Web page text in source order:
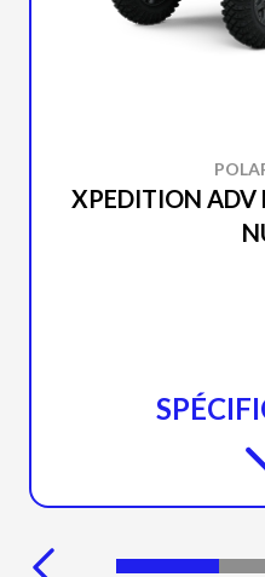
XPEDITION ADV